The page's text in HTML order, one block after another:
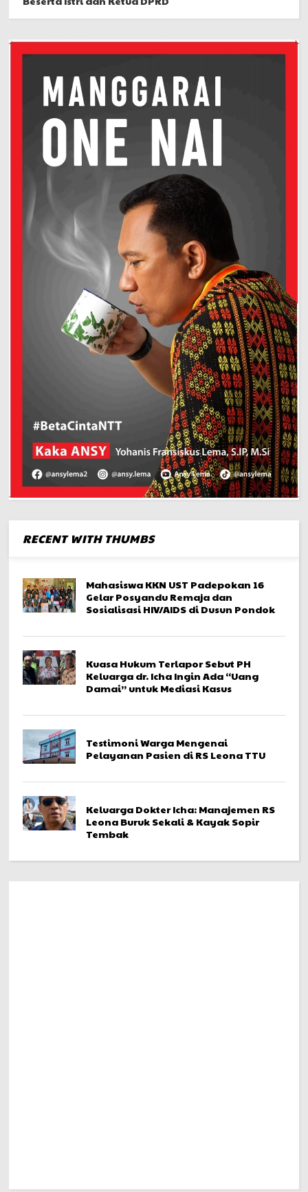
RECENT WITH THUMBS
Mahasiswa KKN UST Padepokan 16
Gelar Posyandu Remaja dan
Sosialisasi HIV/AIDS di Dusun Pondok
Kuasa Hukum Terlapor Sebut PH
Keluarga dr. Icha Ingin Ada “Uang
Damai” untuk Mediasi Kasus
Testimoni Warga Mengenai
Pelayanan Pasien di RS Leona TTU
Keluarga Dokter Icha: Manajemen RS
Leona Buruk Sekali & Kayak Sopir
Tembak